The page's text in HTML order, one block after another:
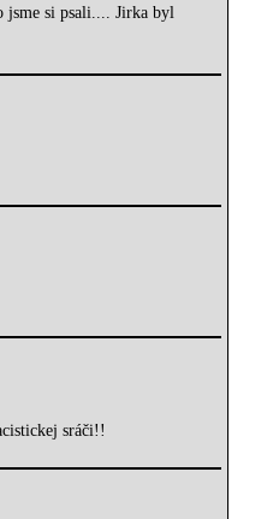
jsme si psali.... Jirka byl
sráči!!